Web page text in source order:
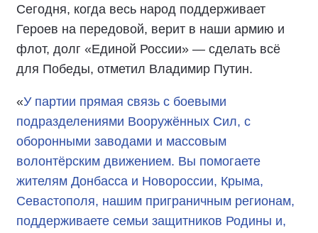
Сегодня, когда весь народ поддерживает
Героев на передовой, верит в наши армию и
флот, долг «Единой России» — сделать всё
для Победы, отметил Владимир Путин.
«У партии прямая связь с боевыми
подразделениями Вооружённых Сил, с
оборонными заводами и массовым
волонтёрским движением. Вы помогаете
жителям Донбасса и Новороссии, Крыма,
Севастополя, нашим приграничным регионам,
поддерживаете семьи защитников Родины и,